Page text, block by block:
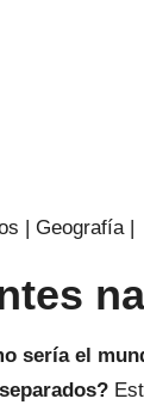
| Geografía |
sería el